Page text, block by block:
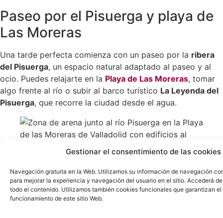
Gestionar el consentimiento de las cookies
Navegación gratuita en la Web. Utilizamos su información de navegación
para mejorar la experiencia y navegación del usuario en el sitio. Accederá
todo el contenido. Utilizamos también cookies funcionales que garantizan
funcionamiento de este sitio Web.
Paseo por el Pisuerga y playa de
Las Moreras
Una tarde perfecta comienza con un paseo por la ribera
del Pisuerga, un espacio natural adaptado al paseo y al
ocio. Puedes relajarte en la Playa de Las Moreras, tomar
algo frente al río o subir al barco turístico La Leyenda del
Pisuerga, que recorre la ciudad desde el agua.
Playa de las Moreras
, una opción urbana para
relajarse junto al río durante los días de buen
tiempo.
Pasaje Gutiérrez